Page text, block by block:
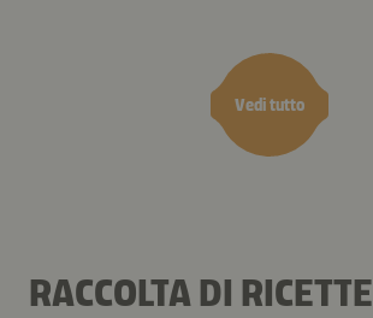
Vedi tutto
RACCOLTA DI RICETTE